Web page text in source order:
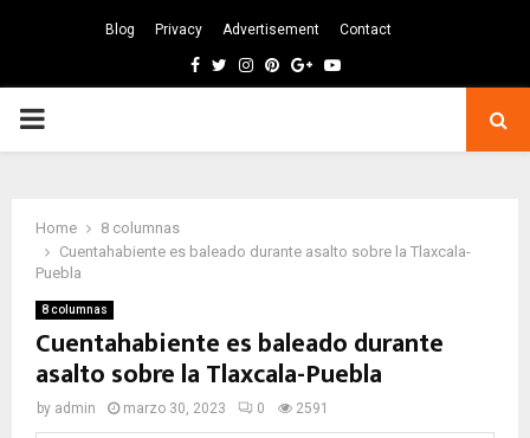
Blog Privacy Advertisement Contact
Facebook
TwitterInstagram
Pinterest
GoogleYoutube
PRIMARY
Home
8 columnas
Cuentahabiente es baleado durante asalto sobre la Tlaxcala-
Puebla
8 columnas
Cuentahabiente es baleado durante
asalto sobre la Tlaxcala-Puebla
by admin marzo 30, 2023 0 2591